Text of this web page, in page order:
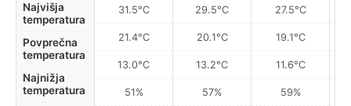
Najvišja
temperatura
Povprečna
temperatura
Najnižja
temperatura
31.5°C
21.4°C
13.0°C
51%
29.5°C
20.1°C
13.2°C
57%
27.5°C
19.1°C
11.6°C
59%